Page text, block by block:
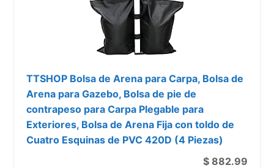
TTSHOP Bolsa de Arena para Carpa, Bolsa de
Arena para Gazebo, Bolsa de pie de
contrapeso para Carpa Plegable para
Exteriores, Bolsa de Arena Fija con toldo de
Cuatro Esquinas de PVC 420D (4 Piezas)
$ 882.99